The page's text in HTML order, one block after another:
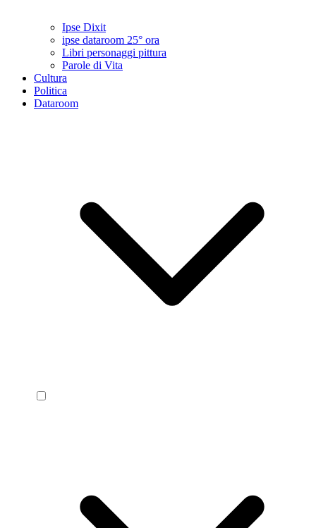
Ipse Dixit
ipse dataroom 25° ora
Libri personaggi pittura
Parole di Vita
Cultura
Politica
Dataroom